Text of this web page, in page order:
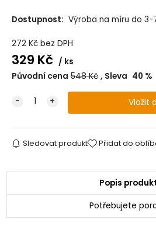
3010P | zlatá
perforovaná
6792 | světlý buk
6785 | třešeň 6795 |
světlý
dub
Dostupnost: Výroba na míru do 3-
272Kč bez DPH
329 Kč
ks
Původní cena 548Kč Sleva 40 %
Sledovat produkt Přidat do
Popis
Potřebujete